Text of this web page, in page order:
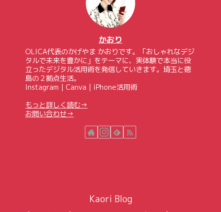
かおり
OLICA代表のかげやま かおりです。「おしゃれなデジ
タルで未来を豊かに」をテーマに、実体験で本当に役
立ったデジタル活用術を発信していきます。埼玉と徳
島の２拠点生活。
Instagram｜Canva｜iPhone活用術
もっと詳しく読む→
お問い合わせ→
Kaori Blog